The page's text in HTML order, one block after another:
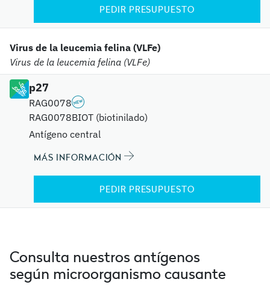
PEDIR PRESUPUESTO
Virus de la leucemia felina (VLFe)
Virus de la leucemia felina (VLFe)
p27
RAG0078
RAG0078BIOT (biotinilado)
Antígeno central
MÁS INFORMACIÓN
PEDIR PRESUPUESTO
Consulta nuestros antígenos
según microorganismo causante